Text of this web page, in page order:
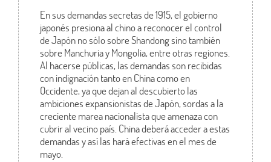
En sus demandas secretas de 1915, el gobierno
japonés presiona al chino a reconocer el control
de Japón no sólo sobre Shandong sino también
sobre Manchuria y Mongolia, entre otras regiones.
Al hacerse públicas, las demandas son recibidas
con indignación tanto en China como en
Occidente, ya que dejan al descubierto las
ambiciones expansionistas de Japón, sordas a la
creciente marea nacionalista que amenaza con
cubrir al vecino país. China deberá acceder a estas
demandas y así las hará efectivas en el mes de
mayo.